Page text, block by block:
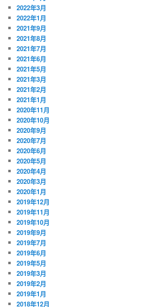
2022年3月
2022年1月
2021年9月
2021年8月
2021年7月
2021年6月
2021年5月
2021年3月
2021年2月
2021年1月
2020年11月
2020年10月
2020年9月
2020年7月
2020年6月
2020年5月
2020年4月
2020年3月
2020年1月
2019年12月
2019年11月
2019年10月
2019年9月
2019年7月
2019年6月
2019年5月
2019年3月
2019年2月
2019年1月
2018年12月